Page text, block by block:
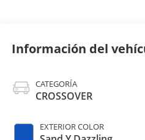
Información del
CATEGORÍA
CROSSOVER
EXTERIOR COLOR